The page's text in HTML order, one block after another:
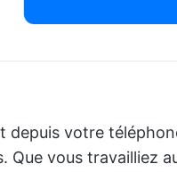
depuis votre
Que vous travailliez